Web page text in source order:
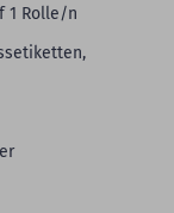
1 Rolle/n